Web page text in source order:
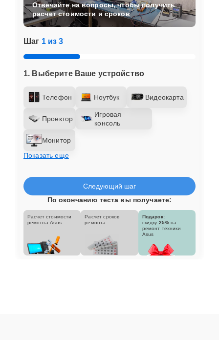
Шаг 1 из 3
1. Выберите Ваше устройство
Телефон Ноутбук Видеокарта
Проектор
Игровая
консоль
Монитор
Показать еще
Отвечайте на вопросы, чтобы получить
расчет стоимости и сроков
Следующий шаг
По окончанию теста вы получаете:
Расчет стоимости
ремонта Asus
Расчет сроков
ремонта
Подарок:
скидку 25% на
ремонт техники
Asus